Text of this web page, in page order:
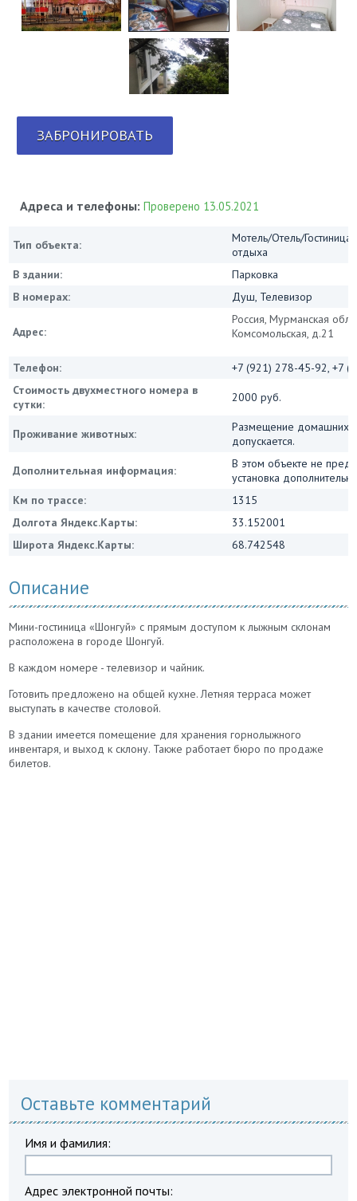
ЗАБРОНИРОВАТЬ
Адреса и телефоны:Проверено 13.05.2021
Тип объекта:
Мотель/Отель/
отдыха
В здании:
Парковка
В номерах:
Душ, Телевизор
Адрес:
Россия, Мурманская
Комсомольская, д.21
Телефон:
+7 (921) 278-45-92, +7
Стоимость двухместного номера в
сутки:
2000 руб.
Проживание животных:
Размещение домашних
допускается.
Дополнительная информация:
В этом объекте не
установка
Км по трассе:
1315
Долгота Яндекс.Карты:
33.152001
Широта Яндекс.Карты:
68.742548
Описание
Мини-гостиница «Шонгуй» с прямым доступом к лыжным склонам
расположена в городе Шонгуй.
В каждом номере - телевизор и чайник.
Готовить предложено на общей кухне. Летняя терраса может
выступать в качестве столовой.
В здании имеется помещение для хранения горнолыжного
инвентаря, и выход к склону. Также работает бюро по продаже
билетов.
Оставьте комментарий
Имя и фамилия:
Адрес электронной почты: